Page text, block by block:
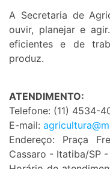
A Secretaria de
ouvir, planejar e
eficientes e de
produz.
ATENDIMENTO:
Telefone: (11) 4534-
E-mail:
Endereço: Praça
Cassaro - Itatiba/SP